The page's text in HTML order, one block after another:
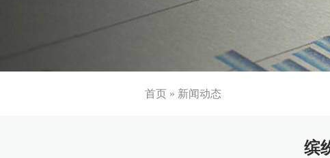
首页 » 新闻动态
缤